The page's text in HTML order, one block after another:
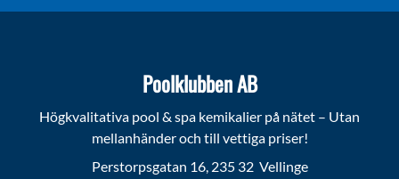
Poolklubben AB
Högkvalitativa pool & spa kemikalier på nätet – Utan
mellanhänder och till vettiga priser!
Perstorpsgatan 16, 235 32 Vellinge